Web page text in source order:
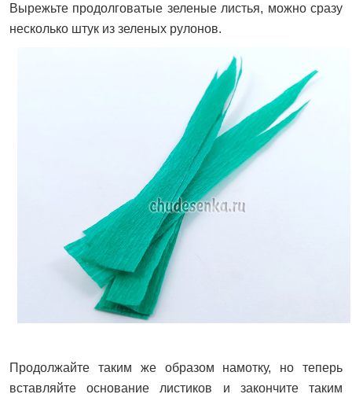
Вырежьте продолговатые зеленые листья, можно сразу
несколько штук из зеленых рулонов.
Продолжайте таким же образом намотку, но теперь
вставляйте основание листиков и закончите таким